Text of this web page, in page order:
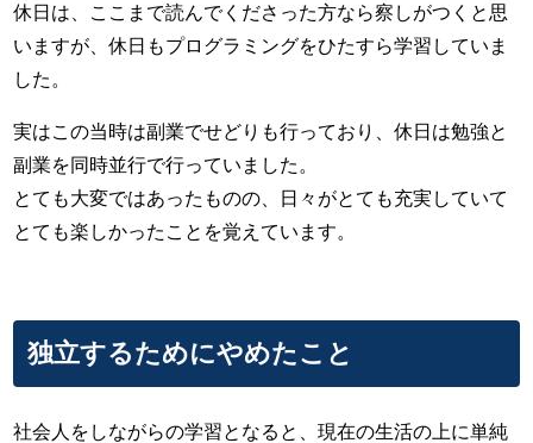
休日は、ここまで読んでくださった方なら察しがつくと思
いますが、休日もプログラミングをひたすら学習していま
した。
実はこの当時は副業でせどりも行っており、休日は勉強と
副業を同時並行で行っていました。
とても大変ではあったものの、日々がとても充実していて
とても楽しかったことを覚えています。
独立するためにやめたこと
社会人をしながらの学習となると、現在の生活の上に単純